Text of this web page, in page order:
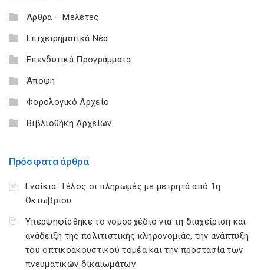
Άρθρα – Μελέτες
Επιχειρηματικά Νέα
Επενδυτικά Προγράμματα
Άποψη
Φορολογικό Αρχείο
Βιβλιοθήκη Αρχείων
Πρόσφατα άρθρα
Ενοίκια: Τέλος οι πληρωμές με μετρητά από 1η
Οκτωβρίου
Υπερψηφίσθηκε το νομοσχέδιο για τη διαχείριση και
ανάδειξη της πολιτιστικής κληρονομιάς, την ανάπτυξη
του οπτικοακουστικού τομέα και την προστασία των
πνευματικών δικαιωμάτων